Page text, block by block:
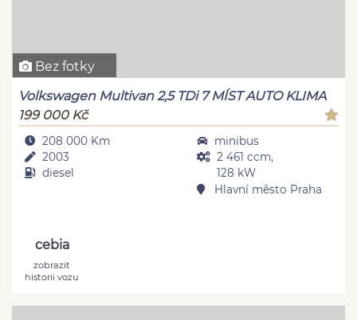
Bez fotky
Volkswagen Multivan 2,5 TDi 7 MÍST AUTO KLIMA
199 000 Kč
208 000 Km
2003
diesel
minibus
2 461 ccm,
128 kW
Hlavní město Praha
cebia
zobrazit
historii vozu